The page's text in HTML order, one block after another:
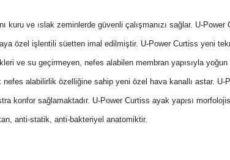
ve ıslak zeminlerde güvenli çalışmanızı sağlar. U-
özel işlentili süetten imal edilmiştir. U-Power Curtiss yeni
ve su geçirmeyen, nefes alabilen membran yapısıyla
nefes alabilirlik özelliğine sahip yeni özel hava kanallı astar.
konfor sağlamaktadır. U-Power Curtiss ayak yapısı
anti-statik, anti-bakteriyel anatomiktir.